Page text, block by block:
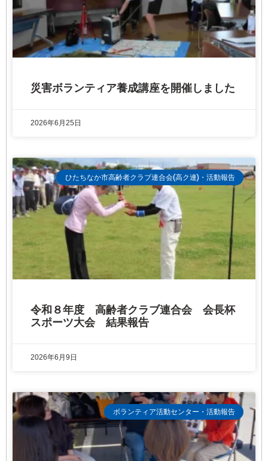
災害ボランティア養成講座を開催しました
2026年6月25日
ひたちなか市高齢者クラブ連合会(高ク連)・活動報告
令和８年度 高齢者クラブ連合会 会長杯
スポーツ大会 結果報告
2026年6月9日
ボランティア活動センター・活動報告